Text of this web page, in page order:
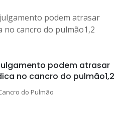
podem atrasar
no cancro do pulmão1,2
do Pulmão